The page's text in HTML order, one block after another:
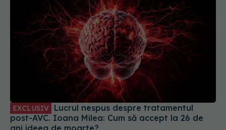
post-AVC. Ioana Milea: Cum să accept la 26 de
ani ideea de moarte?
07 iun 2025, 22:46